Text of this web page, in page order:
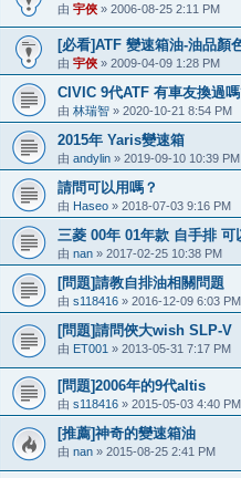
由 宇俠 » 2006-08-25 2:11 PM
[必看]ATF 變速箱油-油品顏
由 宇俠 » 2009-04-09 1:28 PM
CIVIC 9代ATF 有車友換過
由 林瑞智 » 2020-10-21 8:54 PM
2015年 Yaris變速箱
由 andylin » 2019-09-10 10:39 PM
請問可以用嗎？
由 Haseo » 2018-07-03 9:16 PM
三菱 00年 01年款 自手排 可
由 nan » 2017-02-25 10:38 PM
[問題]請教自排油相關問題
由 s118416 » 2016-12-09 6:03 PM
[問題]請問俠大wish SLP-V
由 ET001 » 2013-05-31 7:17 PM
[問題]2006年的9代altis
由 s118416 » 2015-05-03 4:40 PM
[推薦]神奇的變速箱油
由 nan » 2015-08-25 2:41 PM